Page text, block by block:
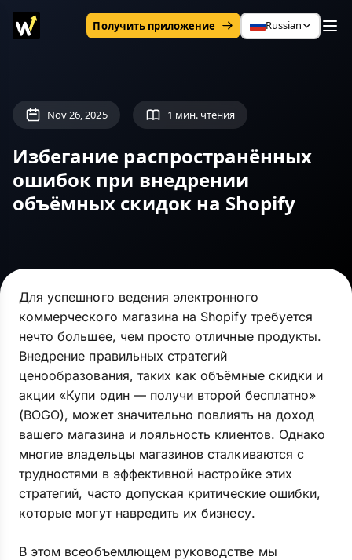
Получить приложение Russian
Nov 26, 2025 1 мин. чтения
Избегание распространённых
ошибок при внедрении
объёмных скидок на Shopify
Для успешного ведения электронного
коммерческого магазина на Shopify требуется
нечто большее, чем просто отличные продукты.
Внедрение правильных стратегий
ценообразования, таких как объёмные скидки и
акции «Купи один — получи второй бесплатно»
(BOGO), может значительно повлиять на доход
вашего магазина и лояльность клиентов. Однако
многие владельцы магазинов сталкиваются с
трудностями в эффективной настройке этих
стратегий, часто допуская критические ошибки,
которые могут навредить их бизнесу.
В этом всеобъемлющем руководстве мы